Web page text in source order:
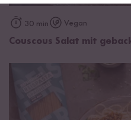
30 min Vegan
Couscous Salat mit